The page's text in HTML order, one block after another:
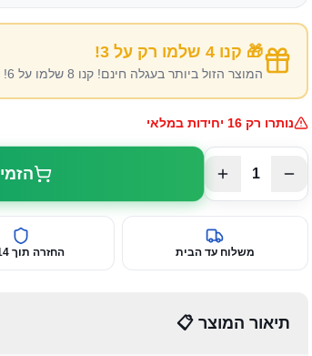
🎁 קנו 4 שלמו רק על 3!
המוצר הזול ביותר בעגלה חינם! קנו 8 שלמו על 6!
נותרו רק 16 יחידות במלאי
1
משלוח עד הבית החזרה תוך 14 יום
תיאור המוצר 📋